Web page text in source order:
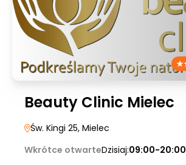
Beauty Clinic Mielec
Św. Kingi 25, Mielec
Wkrótce otwarteDzisiaj:09:00-20:00